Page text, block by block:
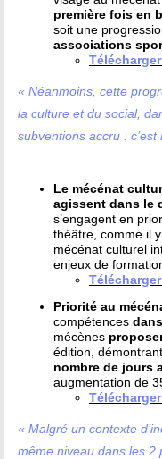
première fois en
soit une
associations
« Néanmoins, cette
la culture et du social,
subventions accru : c’est
Le mécénat
agissent dans le
s’engagent en
théâtre, comme il
mécénat culturel
enjeux de
Priorité au
compétences
mécènes
édition,
nombre de jours
augmentation de
« Malgré un contexte
même niveau dans les 2